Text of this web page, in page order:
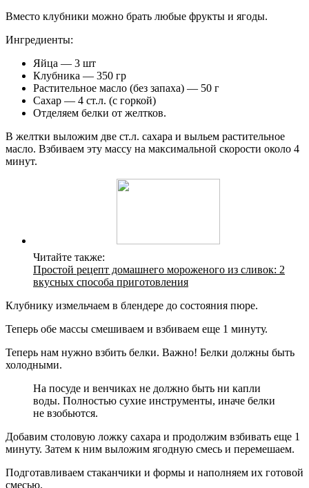
Вместо клубники можно брать любые фрукты и ягоды.
Ингредиенты:
Яйца — 3 шт
Клубника — 350 гр
Растительное масло (без запаха) — 50 г
Сахар — 4 ст.л. (с горкой)
Отделяем белки от желтков.
В желтки выложим две ст.л. сахара и выльем растительное
масло. Взбиваем эту массу на максимальной скорости около 4
минут.
Читайте также:
Простой рецепт домашнего мороженого из сливок: 2
вкусных способа приготовления
Клубнику измельчаем в блендере до состояния пюре.
Теперь обе массы смешиваем и взбиваем еще 1 минуту.
Теперь нам нужно взбить белки. Важно! Белки должны быть
холодными.
На посуде и венчиках не должно быть ни капли
воды. Полностью сухие инструменты, иначе белки
не взобьются.
Добавим столовую ложку сахара и продолжим взбивать еще 1
минуту. Затем к ним выложим ягодную смесь и перемешаем.
Подготавливаем стаканчики и формы и наполняем их готовой
смесью.